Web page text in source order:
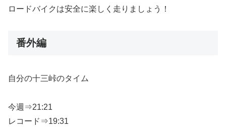
ロードバイクは安全に楽しく走りましょう！
番外編
自分の十三峠のタイム
今週⇒21:21
レコード⇒19:31